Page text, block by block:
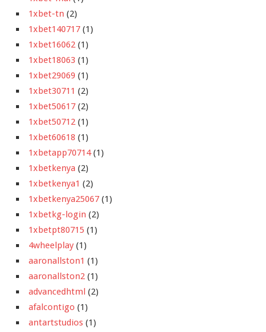
1xbet-tn (2)
1xbet140717 (1)
1xbet16062 (1)
1xbet18063 (1)
1xbet29069 (1)
1xbet30711 (2)
1xbet50617 (2)
1xbet50712 (1)
1xbet60618 (1)
1xbetapp70714(1)
1xbetkenya (2)
1xbetkenya1 (2)
1xbetkenya25067 (1)
1xbetkg-login (2)
1xbetpt80715 (1)
4wheelplay (1)
aaronallston1 (1)
aaronallston2 (1)
advancedhtml (2)
afalcontigo (1)
antartstudios (1)